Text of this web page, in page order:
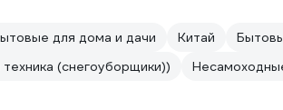
для дома и дачи Китай
(снегоуборщики))